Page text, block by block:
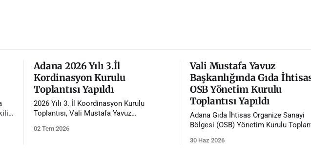
Adana 2026 Yılı 3.İl
Kordinasyon Kurulu
Toplantısı Yapıldı
2026 Yılı 3. İl Koordinasyon Kurulu
Toplantısı, Vali Mustafa Yavuz
02 Tem 2026
Vali Mustafa Yavuz
Başkanlığında Gıda
OSB Yönetim Kurulu
Toplantısı Yapıldı
Adana Gıda İhtisas Organize Sanayi
Bölgesi (OSB) Yönetim Kurulu
gerçekleştirildi.
30 Haz 2026